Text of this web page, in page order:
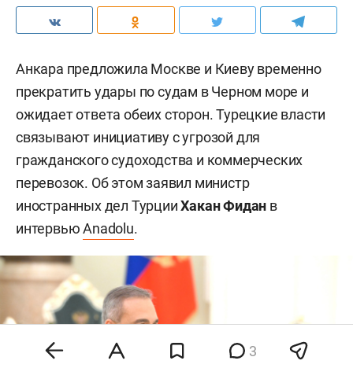
Анкара предложила Москве и Киеву временно
прекратить удары по судам в Черном море и
ожидает ответа обеих сторон. Турецкие власти
связывают инициативу с угрозой для
гражданского судоходства и коммерческих
перевозок. Об этом заявил министр
иностранных дел ТурцииХакан Фидан в
интервьюAnadolu.
3